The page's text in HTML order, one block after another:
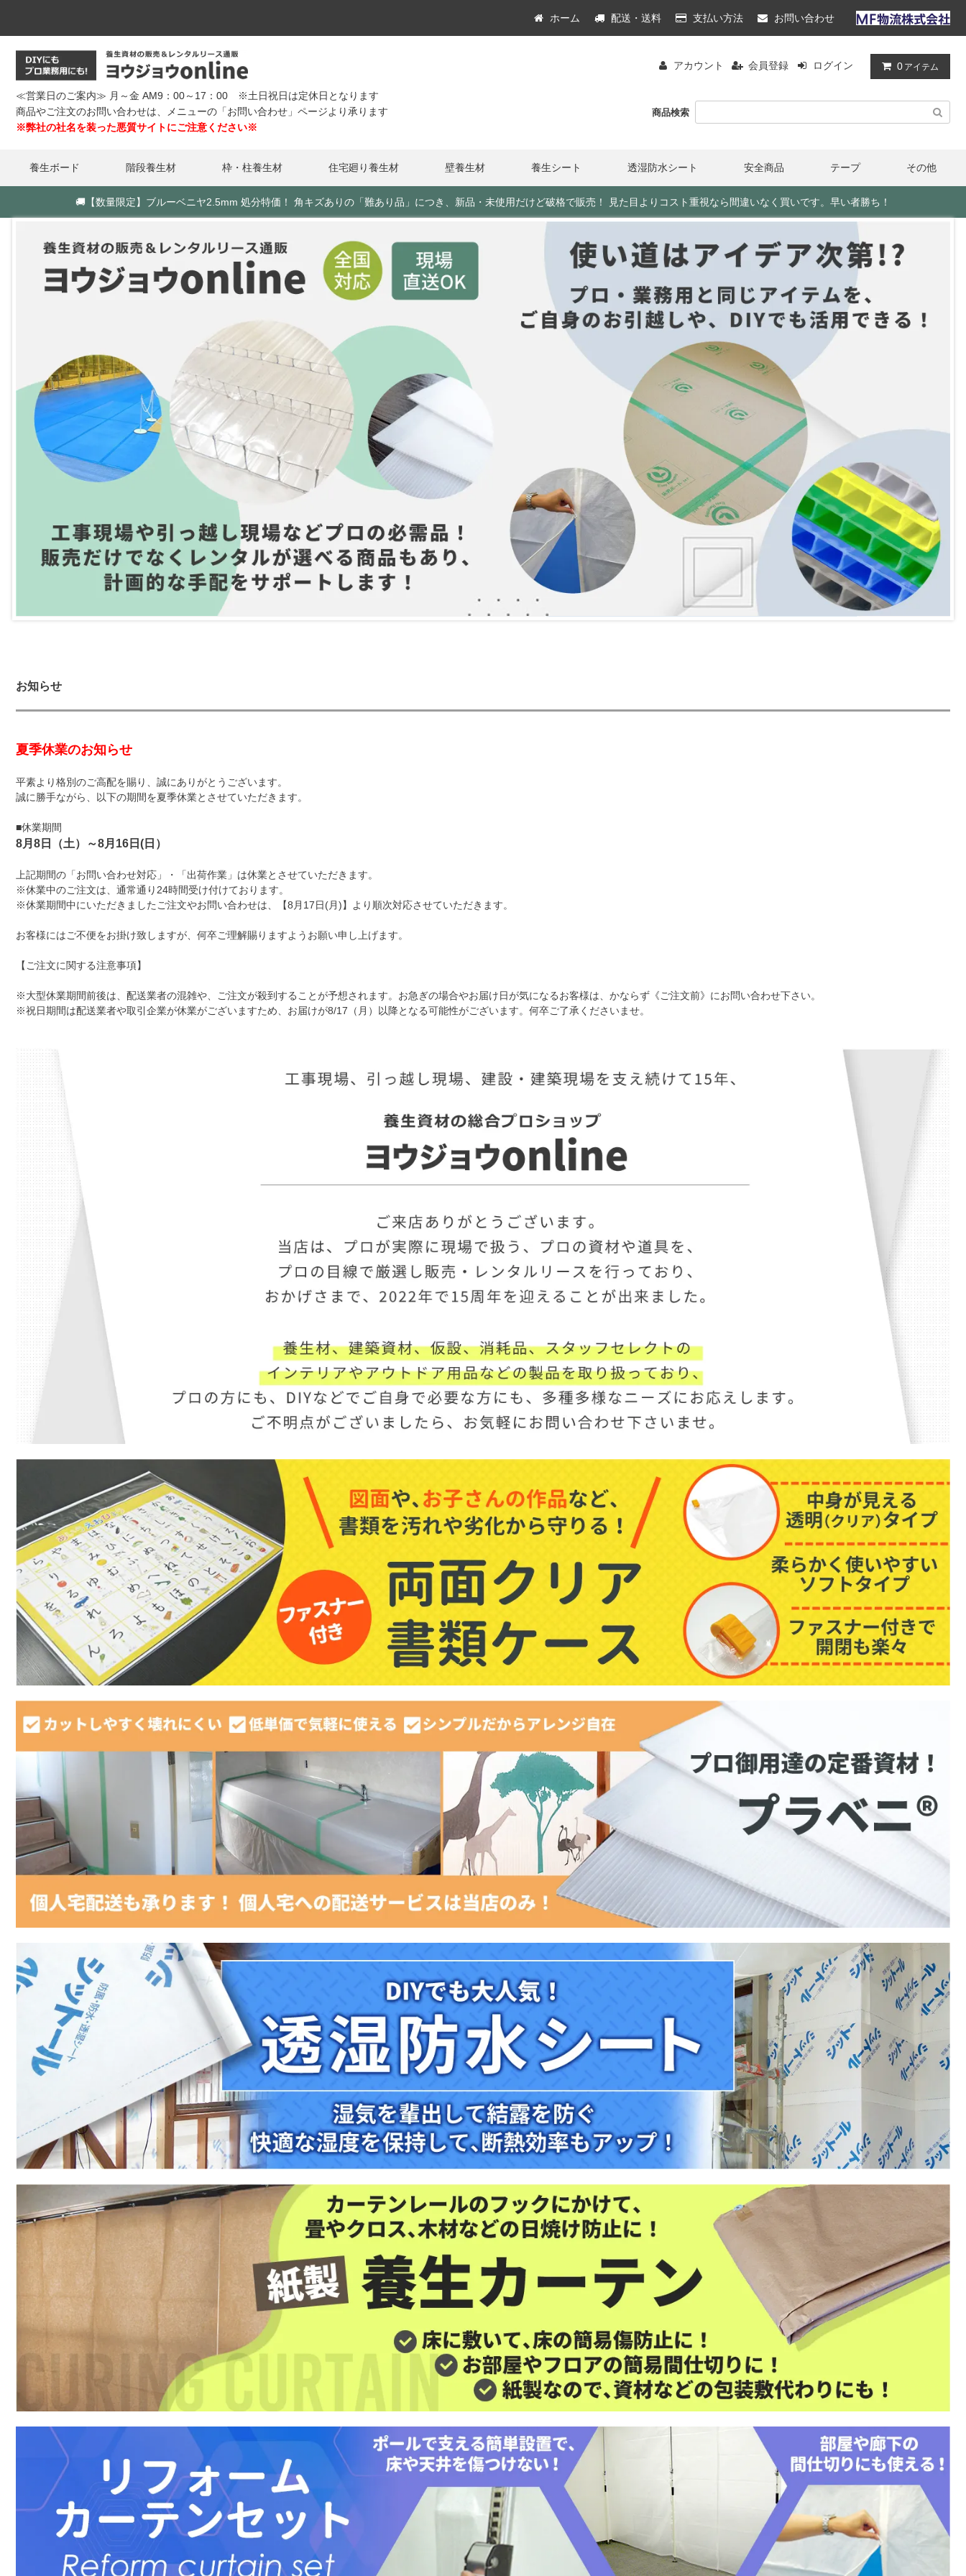
ホーム 配送・送料 支払い方法 お問い合わせ
≪営業日のご案内≫ 月～金 AM9：00～17：00 ※土日祝日は定休日となります
商品やご注文のお問い合わせは、メニューの「お問い合わせ」ページより承ります
※弊社の社名を装った悪質サイトにご注意ください※
アカウント 会員登録 ログイン 0 アイテム
商品検索
養生ボード 階段養生材 枠・柱養生材 住宅廻り養生材 壁養生材 養生シート 透湿防水シート 安全商品 テープ その他
🚚 【数量限定】ブルーベニヤ2.5mm 処分特価！ 角キズありの「難あり品」につき、新品・未使用だけど破格で販売！ 見た目よりコスト重視なら間違いなく買いです。早い者勝ち！
お知らせ
夏季休業のお知らせ
平素より格別のご高配を賜り、誠にありがとうございます。
誠に勝手ながら、以下の期間を夏季休業とさせていただきます。
■休業期間
8月8日（土）～8月16日(日）
上記期間の「お問い合わせ対応」・「出荷作業」は休業とさせていただきます。
※休業中のご注文は、通常通り24時間受け付けております。
※休業期間中にいただきましたご注文やお問い合わせは、【8月17日(月)】より順次対応させていただきます。
お客様にはご不便をお掛け致しますが、何卒ご理解賜りますようお願い申し上げます。
【ご注文に関する注意事項】
※大型休業期間前後は、配送業者の混雑や、ご注文が殺到することが予想されます。お急ぎの場合やお届け日が気になるお客様は、かならず《ご注文前》にお問い合わせ下さい。
※祝日期間は配送業者や取引企業が休業がございますため、お届けが8/17（月）以降となる可能性がございます。何卒ご了承くださいませ。